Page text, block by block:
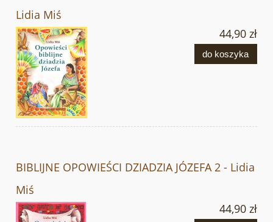
Lidia Miś
44,90 zł
do koszyka
BIBLIJNE OPOWIEŚCI DZIADZIA JÓZEFA 2 - Lidia
Miś
44,90 zł